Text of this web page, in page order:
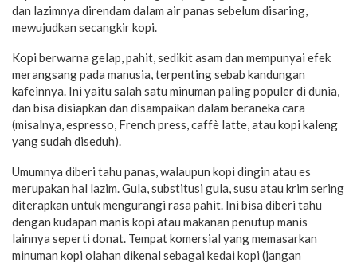
dan lazimnya direndam dalam air panas sebelum disaring,
mewujudkan secangkir kopi.
Kopi berwarna gelap, pahit, sedikit asam dan mempunyai efek
merangsang pada manusia, terpenting sebab kandungan
kafeinnya. Ini yaitu salah satu minuman paling populer di dunia,
dan bisa disiapkan dan disampaikan dalam beraneka cara
(misalnya, espresso, French press, caffè latte, atau kopi kaleng
yang sudah diseduh).
Umumnya diberi tahu panas, walaupun kopi dingin atau es
merupakan hal lazim. Gula, substitusi gula, susu atau krim sering
diterapkan untuk mengurangi rasa pahit. Ini bisa diberi tahu
dengan kudapan manis kopi atau makanan penutup manis
lainnya seperti donat. Tempat komersial yang memasarkan
minuman kopi olahan dikenal sebagai kedai kopi (jangan